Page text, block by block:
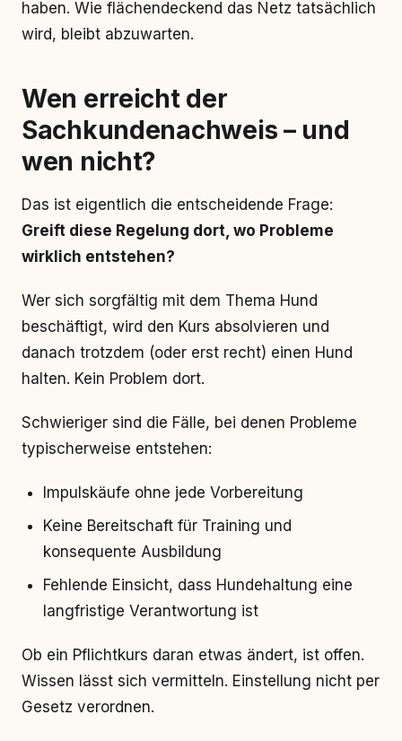
haben. Wie flächendeckend das Netz tatsächlich
wird, bleibt abzuwarten.
Wen erreicht der
Sachkundenachweis – und
wen nicht?
Das ist eigentlich die entscheidende Frage:
Greift diese Regelung dort, wo Probleme
wirklich entstehen?
Wer sich sorgfältig mit dem Thema Hund
beschäftigt, wird den Kurs absolvieren und
danach trotzdem (oder erst recht) einen Hund
halten. Kein Problem dort.
Schwieriger sind die Fälle, bei denen Probleme
typischerweise entstehen:
Impulskäufe ohne jede Vorbereitung
Keine Bereitschaft für Training und
konsequente Ausbildung
Fehlende Einsicht, dass Hundehaltung eine
langfristige Verantwortung ist
Ob ein Pflichtkurs daran etwas ändert, ist offen.
Wissen lässt sich vermitteln. Einstellung nicht per
Gesetz verordnen.